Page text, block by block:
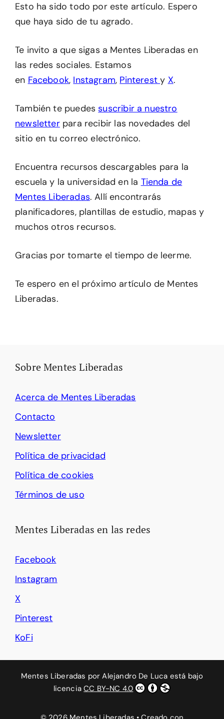
Esto ha sido todo por este artículo. Espero
que haya sido de tu agrado.
Te invito a que sigas a Mentes Liberadas en
las redes sociales. Estamos
en Facebook, Instagram, Pinteresty X.
También te puedessuscribir a nuestro
newsletterpara recibir las novedades del
sitio en tu correo electrónico.
Encuentra recursos descargables para la
escuela y la universidad en la Tienda de
Mentes Liberadas. Allí encontrarás
planificadores, plantillas de estudio, mapas y
muchos otros recursos.
Gracias por tomarte el tiempo de leerme.
Te espero en el próximo artículo de Mentes
Liberadas.
Sobre Mentes Liberadas
Acerca de Mentes Liberadas
Contacto
Newsletter
Política de privacidad
Política de cookies
Términos de uso
Mentes Liberadas en las redes
Facebook
Instagram
X
Pinterest
KoFi
Mentes Liberadas porAlejandro De Luca está bajo
licenciaCC BY-NC 4.0